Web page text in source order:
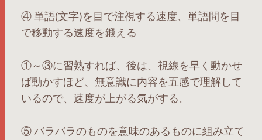
④ 単語(文字)を目で注視する速度、単語間を目
で移動する速度を鍛える
①～③に習熟すれば、後は、視線を早く動かせ
ば動かすほど、無意識に内容を五感で理解して
いるので、速度が上がる気がする。
⑤ バラバラのものを意味のあるものに組み立て